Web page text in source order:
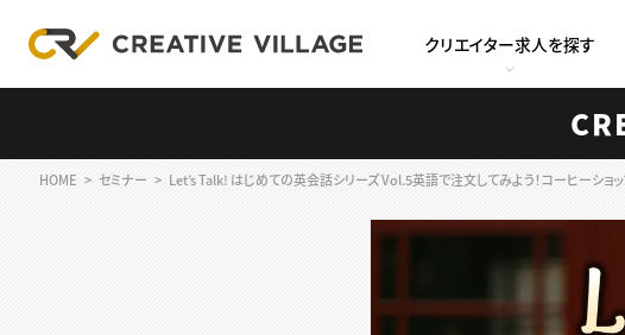
クリエイター求人を探す
HOME セミナー Let’s Talk! はじめての英会話シリーズ Vol.5英語で注文してみよう！コーヒーショ